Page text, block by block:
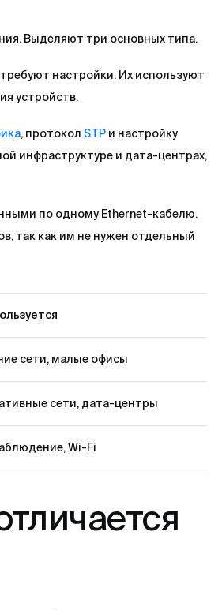
Выделяют три основных типа.
настройки. Их используют
устройств.
, протокол STP и настройку
инфраструктуре и дата-центрах,
по одному Ethernet-кабелю.
так как им не нужен отдельный
сети, малые офисы
сети, дата-центры
Wi-Fi